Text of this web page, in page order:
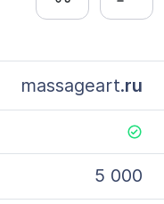
massageart.ru
5 000